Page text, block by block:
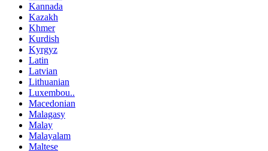
Kannada
Kazakh
Khmer
Kurdish
Kyrgyz
Latin
Latvian
Lithuanian
Luxembou..
Macedonian
Malagasy
Malay
Malayalam
Maltese